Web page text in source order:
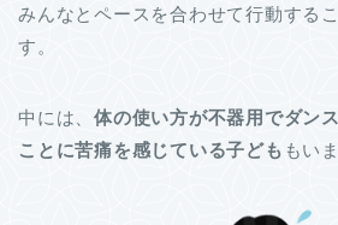
みんなとペースを合わせて行動する
す。
中には、体の使い方が不器用でダン
ことに苦痛を感じている子ども もい